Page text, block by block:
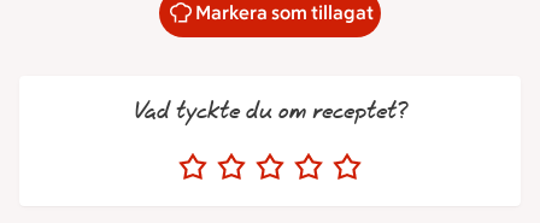
Markera som tillagat
Vad tyckte du om receptet?